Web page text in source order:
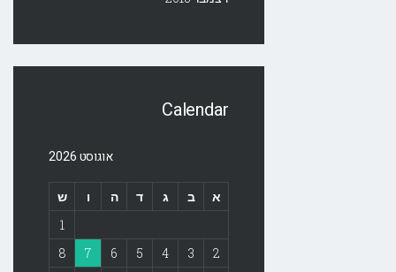
Calendar
אוגוסט 2026
א ב ג ד ה ו
ש
1
2
3
4
5
6
7
8